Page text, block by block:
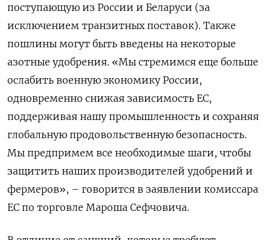
поступающую из России и Беларуси (за
исключением транзитных поставок). Также
пошлины могут быть введены на некоторые
азотные удобрения. «Мы стремимся еще больше
ослабить военную экономику России,
одновременно снижая зависимость ЕС,
поддерживая нашу промышленность и сохраняя
глобальную продовольственную безопасность.
Мы предпримем все необходимые шаги, чтобы
защитить наших производителей удобрений и
фермеров», – говорится в заявлении комиссара
ЕС по торговле Мароша Сефчовича.